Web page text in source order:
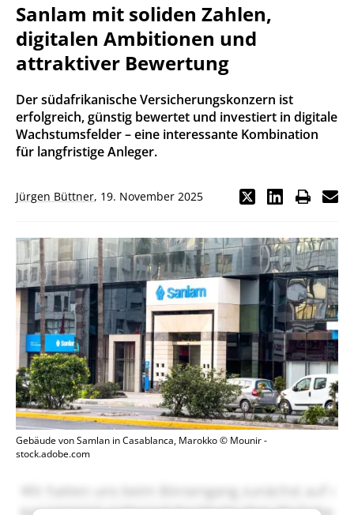
Sanlam mit soliden Zahlen,
digitalen Ambitionen und
attraktiver Bewertung
Der südafrikanische Versicherungskonzern ist
erfolgreich, günstig bewertet und investiert in digitale
Wachstumsfelder – eine interessante Kombination
für langfristige Anleger.
Jürgen Büttner, 19. November 2025
Gebäude von Samlan in Casablanca, Marokko © Mounir -
stock.adobe.com